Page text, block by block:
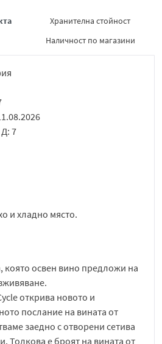
Хранителна стойност
Наличност по магазини
7
и хладно място.
която освен вино предложи на
oткрива новото и
послание на вината от
заедно с отворени сетива
Толкова е броят на вината от